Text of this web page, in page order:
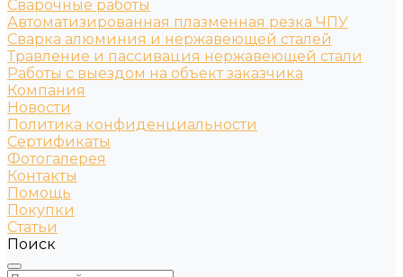
Сварочные работы
Автоматизированная плазменная резка ЧПУ
Сварка алюминия и нержавеющей сталей
Травление и пассивация нержавеющей стали
Работы с выездом на объект заказчика
Компания
Новости
Политика конфиденциальности
Сертификаты
Фотогалерея
Контакты
Помощь
Покупки
Статьи
Поиск